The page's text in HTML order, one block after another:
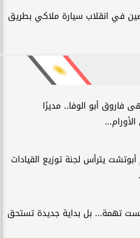
في انقلاب سيارة ملاكي بطريق
فاروق أبو الوفا.. مديرًا
يترأس لجنة توزيع القيادات
تهمة... بل بداية جديدة تستحق